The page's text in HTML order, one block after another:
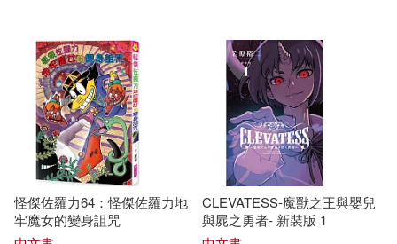
杜則裕(2)
笠原麻理奈(2) 筧裕介(2)
葉山裕美(2)
鄭世裕(2) 青木衣沙(2)
SONY MUSIC(2)
ZERO ONE STYLE.inc(2)
上優文化(2)
適合平板閱讀(95)
其他 (可複選)
現在可購買商品(229)
怪傑佐羅力64：怪傑佐羅力地
牢魔女的變身詛咒
CLEVATESS-魔獸之王與嬰兒
與屍之勇者- 新裝版 1